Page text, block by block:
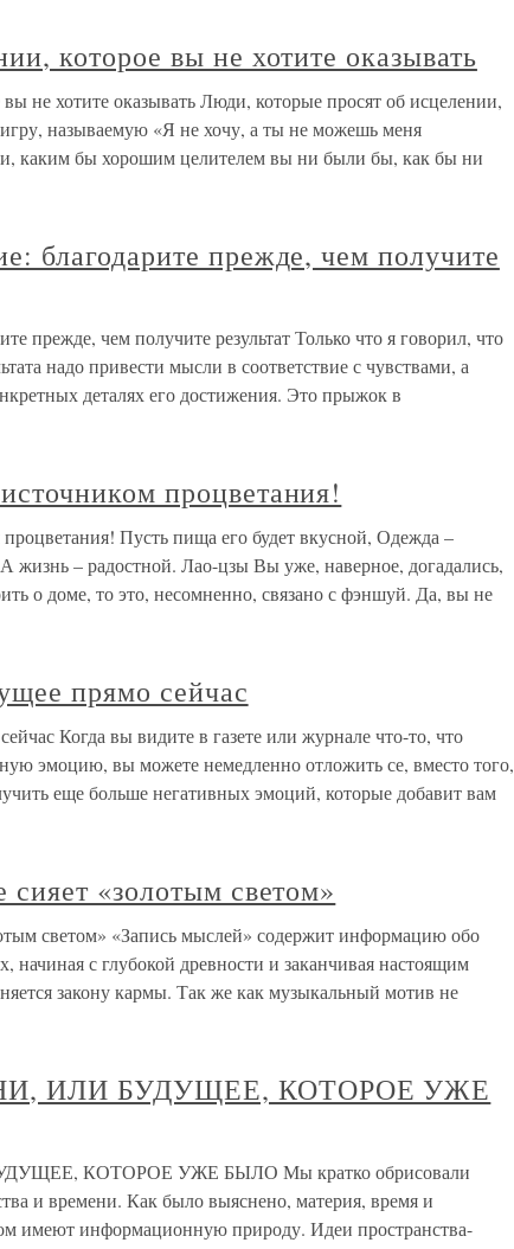
которое вы не хотите оказывать
не хотите оказывать Люди, которые просят об исцелении,
называемую «Я не хочу, а ты не можешь меня
каким бы хорошим целителем вы ни были бы, как бы ни
благодарите прежде, чем получите
прежде, чем получите результат Только что я говорил, что
надо привести мысли в соответствие с чувствами, а
деталях его достижения. Это прыжок в
процветания!
Пусть пища его будет вкусной, Одежда –
– радостной. Лао-цзы Вы уже, наверное, догадались,
о доме, то это, несомненно, связано с фэншуй. Да, вы не
прямо сейчас
Когда вы видите в газете или журнале что-то, что
эмоцию, вы можете немедленно отложить се, вместо того,
еще больше негативных эмоций, которые добавит вам
«золотым светом»
светом» «Запись мыслей» содержит информацию обо
с глубокой древности и заканчивая настоящим
закону кармы. Так же как музыкальный мотив не
ИЛИ БУДУЩЕЕ, КОТОРОЕ УЖЕ
КОТОРОЕ УЖЕ БЫЛО Мы кратко обрисовали
и времени. Как было выяснено, материя, время и
имеют информационную природу. Идеи пространства-